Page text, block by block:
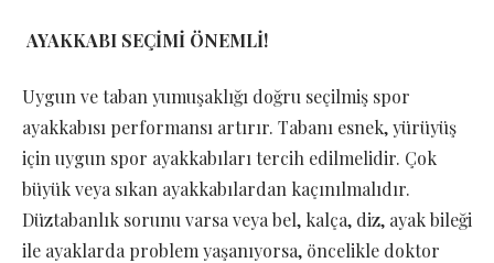
AYAKKABI SEÇİMİ ÖNEMLİ!
Uygun ve taban yumuşaklığı doğru seçilmiş spor
ayakkabısı performansı artırır. Tabanı esnek, yürüyüş
için uygun spor ayakkabıları tercih edilmelidir. Çok
büyük veya sıkan ayakkabılardan kaçınılmalıdır.
Düztabanlık sorunu varsa veya bel, kalça, diz, ayak bileği
ile ayaklarda problem yaşanıyorsa, öncelikle doktor